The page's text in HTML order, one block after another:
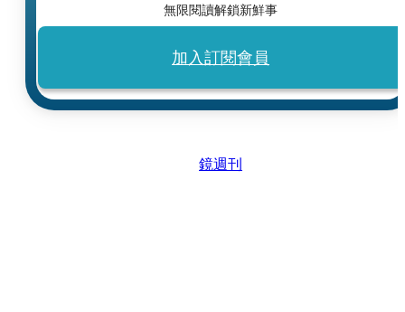
無限閱讀解鎖新鮮事
加入訂閱會員
鏡週刊